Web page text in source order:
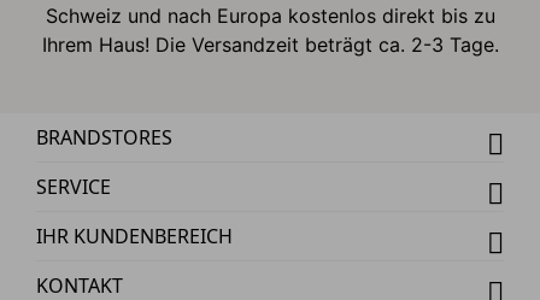
Schweiz und nach Europa kostenlos direkt bis zu
Ihrem Haus! Die Versandzeit beträgt ca. 2-3 Tage.
BRANDSTORES
SERVICE
IHR KUNDENBEREICH
KONTAKT